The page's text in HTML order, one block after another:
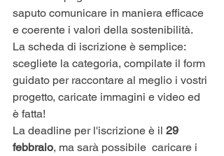
saputo comunicare in maniera efficace
e coerente i valori della sostenibilità.
La scheda di iscrizione è semplice:
scegliete la categoria, compilate il form
guidato per raccontare al meglio i vostri
progetto, caricate immagini e video ed
è fatta!
La deadline per l'iscrizione è il 29
febbraio, ma sarà possibile  caricare i